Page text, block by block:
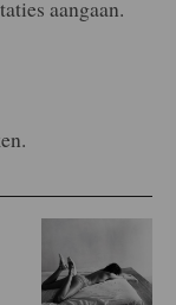
aangaan.